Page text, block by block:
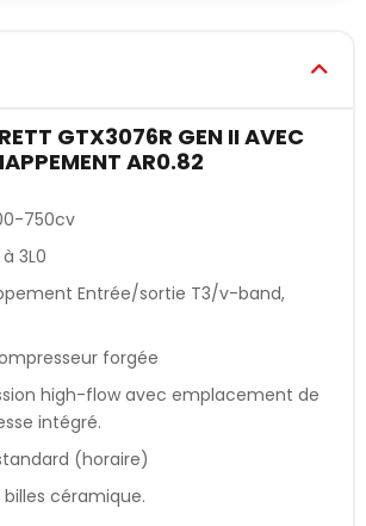
GTX3076R GEN II AVEC
AR0.82
750cv
3L0
Entrée/sortie T3/v-band,
forgée
high-flow avec emplacement de
intégré.
(horaire)
céramique.